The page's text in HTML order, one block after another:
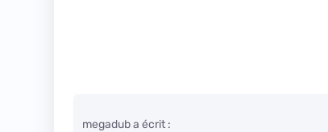
megadub a écrit :